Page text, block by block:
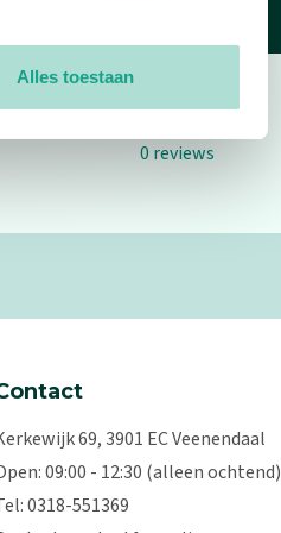
Alles toestaan
0 reviews
69, 3901 EC Veenendaal
09:00 - 12:30 (alleen ochtend)
0318-551369